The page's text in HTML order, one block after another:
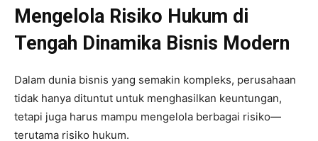
Mengelola Risiko Hukum di
Tengah Dinamika Bisnis Modern
Dalam dunia bisnis yang semakin kompleks, perusahaan
tidak hanya dituntut untuk menghasilkan keuntungan,
tetapi juga harus mampu mengelola berbagai risiko—
terutama risiko hukum.